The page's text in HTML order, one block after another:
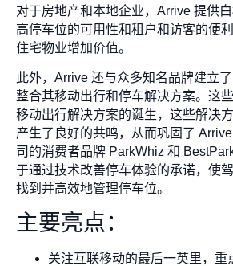
对于房地产和本地企业，Arrive 提供
高停车位的可用性和租户和访客的便
住宅物业增加价值。
此外，Arrive 还与众多知名品牌建立
整合其移动出行和停车解决方案。这
移动出行解决方案的诞生，这些解决
产生了良好的共鸣，从而巩固了
司的消费者品牌 ParkWhiz 和
于通过技术改善停车体验的承诺，使
找到并高效地管理停车位。
主要亮点：
关注互联移动的最后一英里，重